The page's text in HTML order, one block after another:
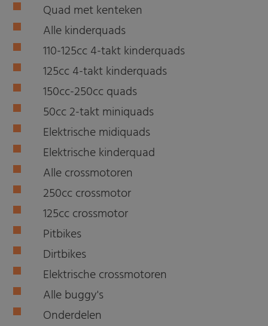
Quad met kenteken
Alle kinderquads
110-125cc 4-takt kinderquads
125cc 4-takt kinderquads
150cc-250cc quads
50cc 2-takt miniquads
Elektrische midiquads
Elektrische kinderquad
Alle crossmotoren
250cc crossmotor
125cc crossmotor
Pitbikes
Dirtbikes
Elektrische crossmotoren
Alle buggy's
Onderdelen